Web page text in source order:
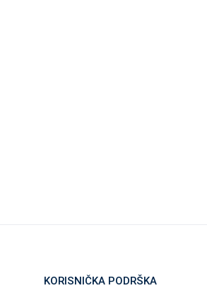
KORISNIČKA PODRŠKA